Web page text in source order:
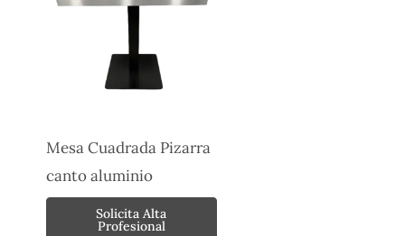
Mesa Cuadrada Pizarra
canto aluminio
Solicita Alta
Profesional